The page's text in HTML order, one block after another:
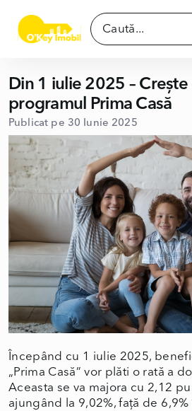
Din 1 iulie 2025 –
programul Prima Casă
Publicat pe 30 Iunie 2025
Începând cu 1 iulie 2025,
„Prima Casă” vor plăti o rată a
Aceasta se va majora cu 2,12
ajungând la 9,02%, față de